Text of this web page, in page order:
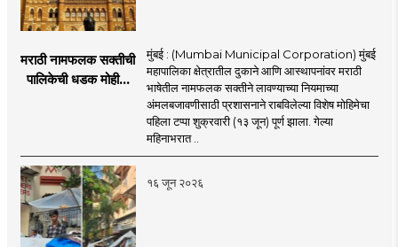
मराठी नामफलक सक्तीची
पालिकेची धडक मोहीम;
मुंबई : (Mumbai Municipal Corporation) मुंबई
महापालिका क्षेत्रातील दुकाने आणि आस्थापनांवर मराठी
भाषेतील नामफलक सक्तीने लावण्याच्या नियमाच्या
अंमलबजावणीसाठी प्रशासनाने राबविलेल्या विशेष मोहिमेचा
पहिला टप्पा शुक्रवारी (१३ जून) पूर्ण झाला. गेल्या
महिनाभरात ..
१६ जून २०२६